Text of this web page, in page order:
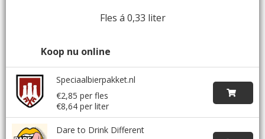
Fles á 0,33 liter
Koop nu online
Speciaalbierpakket.nl
€2,85 per fles
€8,64 per liter
Dare to Drink Different